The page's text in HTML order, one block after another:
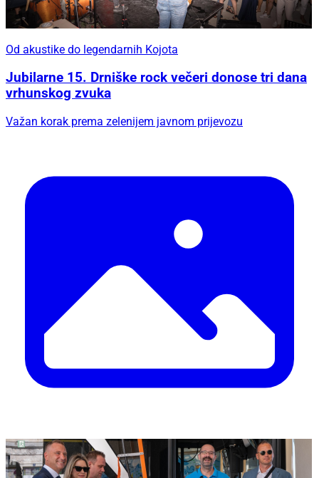
Od akustike do legendarnih Kojota
Jubilarne 15. Drniške rock večeri donose tri dana
vrhunskog zvuka
Važan korak prema zelenijem javnom prijevozu